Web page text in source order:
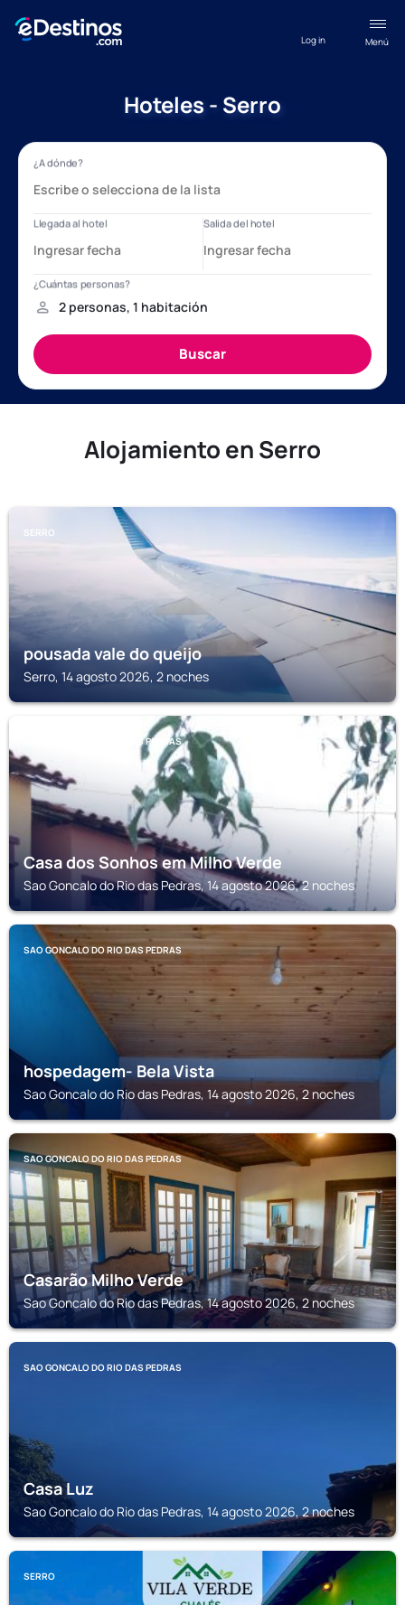
Menú
Log in
Hoteles - Serro
Alojamiento en Serro
SERRO
pousada vale do queijo
Serro, 14 agosto 2026, 2 noches
SAO GONCALO DO RIO DAS PEDRAS
Casa dos Sonhos em Milho Verde
Sao Goncalo do Rio das Pedras, 14 agosto 2026, 2 noches
SAO GONCALO DO RIO DAS PEDRAS
hospedagem- Bela Vista
Sao Goncalo do Rio das Pedras, 14 agosto 2026, 2 noches
SAO GONCALO DO RIO DAS PEDRAS
Casarão Milho Verde
Sao Goncalo do Rio das Pedras, 14 agosto 2026, 2 noches
SAO GONCALO DO RIO DAS PEDRAS
Casa Luz
Sao Goncalo do Rio das Pedras, 14 agosto 2026, 2 noches
SERRO